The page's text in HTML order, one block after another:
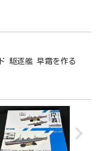
駆逐艦 早霜を作る